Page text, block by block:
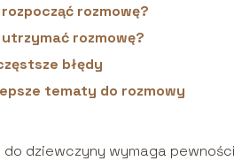
rozmowę?
rozmowę?
błędy
tematy do rozmowy
dziewczyny wymaga